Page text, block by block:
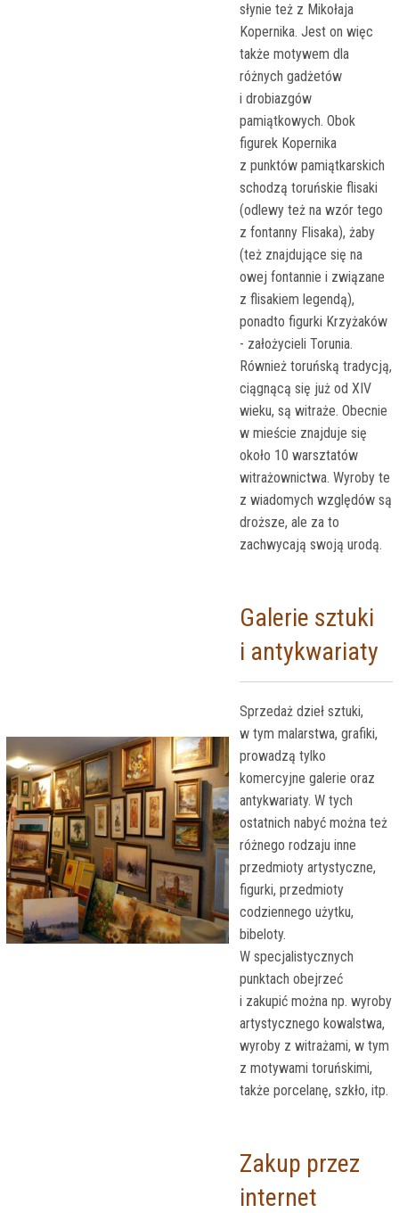
słynie też z Mikołaja
Kopernika. Jest on więc
także motywem dla
różnych gadżetów
i drobiazgów
pamiątkowych. Obok
figurek Kopernika
z punktów pamiątkarskich
schodzą toruńskie flisaki
(odlewy też na wzór tego
z fontanny Flisaka), żaby
(też znajdujące się na
owej fontannie i związane
z flisakiem legendą),
ponadto figurki Krzyżaków
- założycieli Torunia.
Również toruńską tradycją,
ciągnącą się już od XIV
wieku, są witraże. Obecnie
w mieście znajduje się
około 10 warsztatów
witrażownictwa. Wyroby te
z wiadomych względów są
droższe, ale za to
zachwycają swoją urodą.
Galerie sztuki
i antykwariaty
Sprzedaż dzieł sztuki,
w tym malarstwa, grafiki,
prowadzą tylko
komercyjne galerie oraz
antykwariaty. W tych
ostatnich nabyć można też
różnego rodzaju inne
przedmioty artystyczne,
figurki, przedmioty
codziennego użytku,
bibeloty.
W specjalistycznych
punktach obejrzeć
i zakupić można np. wyroby
artystycznego kowalstwa,
wyroby z witrażami, w tym
z motywami toruńskimi,
także porcelanę, szkło, itp.
Zakup przez
internet